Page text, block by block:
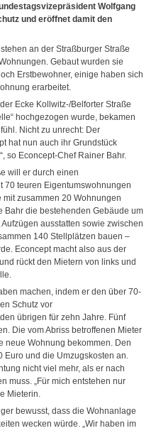
Wolfgang
und eröffnet damit den
an der Straßburger Straße
Gebaut wurden sie
Erstbewohner, einige haben sich
erarbeitet.
Ecke Kollwitz-/Belforter Straße
hochgezogen wurde, bekamen
Nicht zu unrecht: Der
hat nun auch ihr Grundstück
so Econcept-Chef Rainer Bahr.
will er durch einen
teuren Eigentumswohnungen
zusammen 20 Wohnungen
Bahr die bestehenden Gebäude um
ausstatten sowie zwischen
140 Stellplätzen bauen –
Econcept macht also aus der
rückt den Mietern von links und
machen, indem er den über 70-
Schutz vor
übrigen für zehn Jahre. Fünf
Die vom Abriss betroffenen Mieter
neue Wohnung bekommen. Den
Euro und die Umzugskosten an.
nicht viel mehr, als er nach
muss. „Für mich entstehen nur
Mieterin.
bewusst, dass die Wohnanlage
wecken würde. „Wir haben im